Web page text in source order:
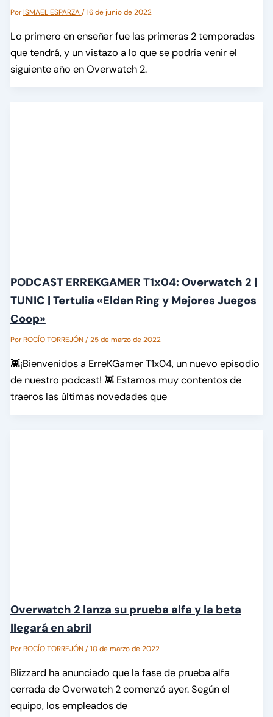
PorISMAEL ESPARZA/16 de junio de 2022
Lo primero en enseñar fue las primeras 2 temporadas
que tendrá, y un vistazo a lo que se podría venir el
siguiente año en Overwatch 2.
PODCAST ERREKGAMER T1x04: Overwatch 2 |
TUNIC | Tertulia «Elden Ring y Mejores Juegos
Coop»
PorROCÍO TORREJÓN/25 de marzo de 2022
👾¡Bienvenidos a ErreKGamer T1x04, un nuevo episodio
de nuestro podcast! 👾 Estamos muy contentos de
traeros las últimas novedades que
Overwatch 2 lanza su prueba alfa y la beta
llegará en abril
PorROCÍO TORREJÓN/10 de marzo de 2022
Blizzard ha anunciado que la fase de prueba alfa
cerrada de Overwatch 2 comenzó ayer. Según el
equipo, los empleados de